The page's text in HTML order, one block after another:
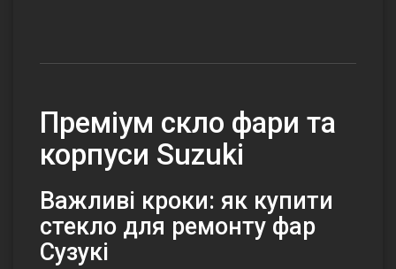
Преміум скло фари та
корпуси Suzuki
Важливі кроки: як купити
стекло для ремонту фар
Сузукі